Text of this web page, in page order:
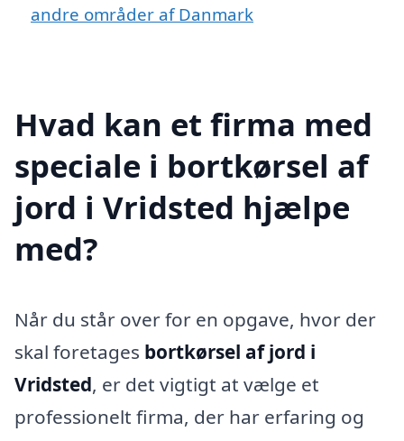
andre områder af Danmark
Hvad kan et firma med
speciale i bortkørsel af
jord i Vridsted hjælpe
med?
Når du står over for en opgave, hvor der
skal foretages bortkørsel af jord i
Vridsted, er det vigtigt at vælge et
professionelt firma, der har erfaring og